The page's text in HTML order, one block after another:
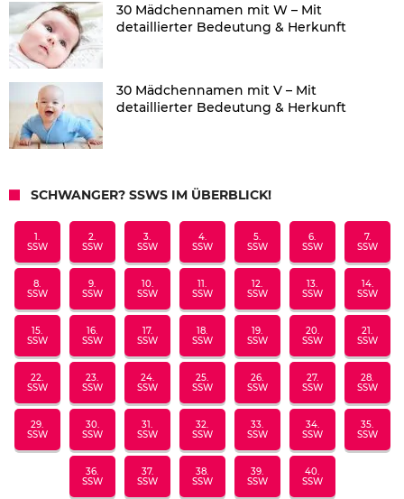
30 Mädchennamen mit W – Mit
detaillierter Bedeutung & Herkunft
30 Mädchennamen mit V – Mit
detaillierter Bedeutung & Herkunft
SCHWANGER? SSWS IM ÜBERBLICK!
1.
SSW
2.
SSW
3.
SSW
4.
SSW
5.
SSW
6.
SSW
7.
SSW
8.
SSW
9.
SSW
10.
SSW
11.
SSW
12.
SSW
13.
SSW
14.
SSW
15.
SSW
16.
SSW
17.
SSW
18.
SSW
19.
SSW
20.
SSW
21.
SSW
22.
SSW
23.
SSW
24.
SSW
25.
SSW
26.
SSW
27.
SSW
28.
SSW
29.
SSW
30.
SSW
31.
SSW
32.
SSW
33.
SSW
34.
SSW
35.
SSW
36.
SSW
37.
SSW
38.
SSW
39.
SSW
40.
SSW